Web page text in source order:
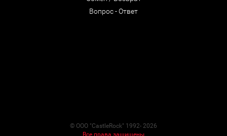
Вопрос - Ответ
© ООО "CastleRock" 1992- 2026
Все права защищены